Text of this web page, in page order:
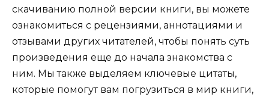
скачиванию полной версии книги, вы можете
ознакомиться с рецензиями, аннотациями и
отзывами других читателей, чтобы понять суть
произведения еще до начала знакомства с
ним. Мы также выделяем ключевые цитаты,
которые помогут вам погрузиться в мир книги,